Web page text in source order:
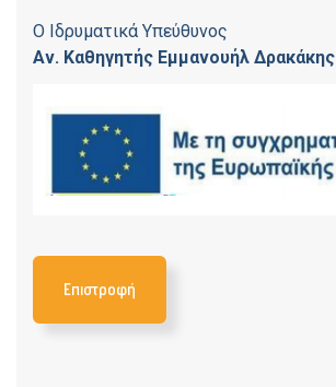
Ο Ιδρυματικά Υπεύθυνος
Αν. Καθηγητής Εμμανουήλ Δρακάκης
Επιστροφή